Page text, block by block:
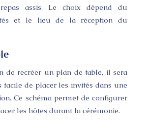
assis. Le choix dépend du
et le lieu de la réception du
de recréer un plan de table, il sera
facile de placer les invités dans une
Ce schéma permet de configurer
les hôtes durant la cérémonie.